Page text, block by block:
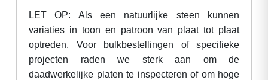
LET OP: Als een natuurlijke steen kunnen
variaties in toon en patroon van plaat tot plaat
optreden. Voor bulkbestellingen of specifieke
projecten raden we sterk aan om de
daadwerkelijke platen te inspecteren of om hoge